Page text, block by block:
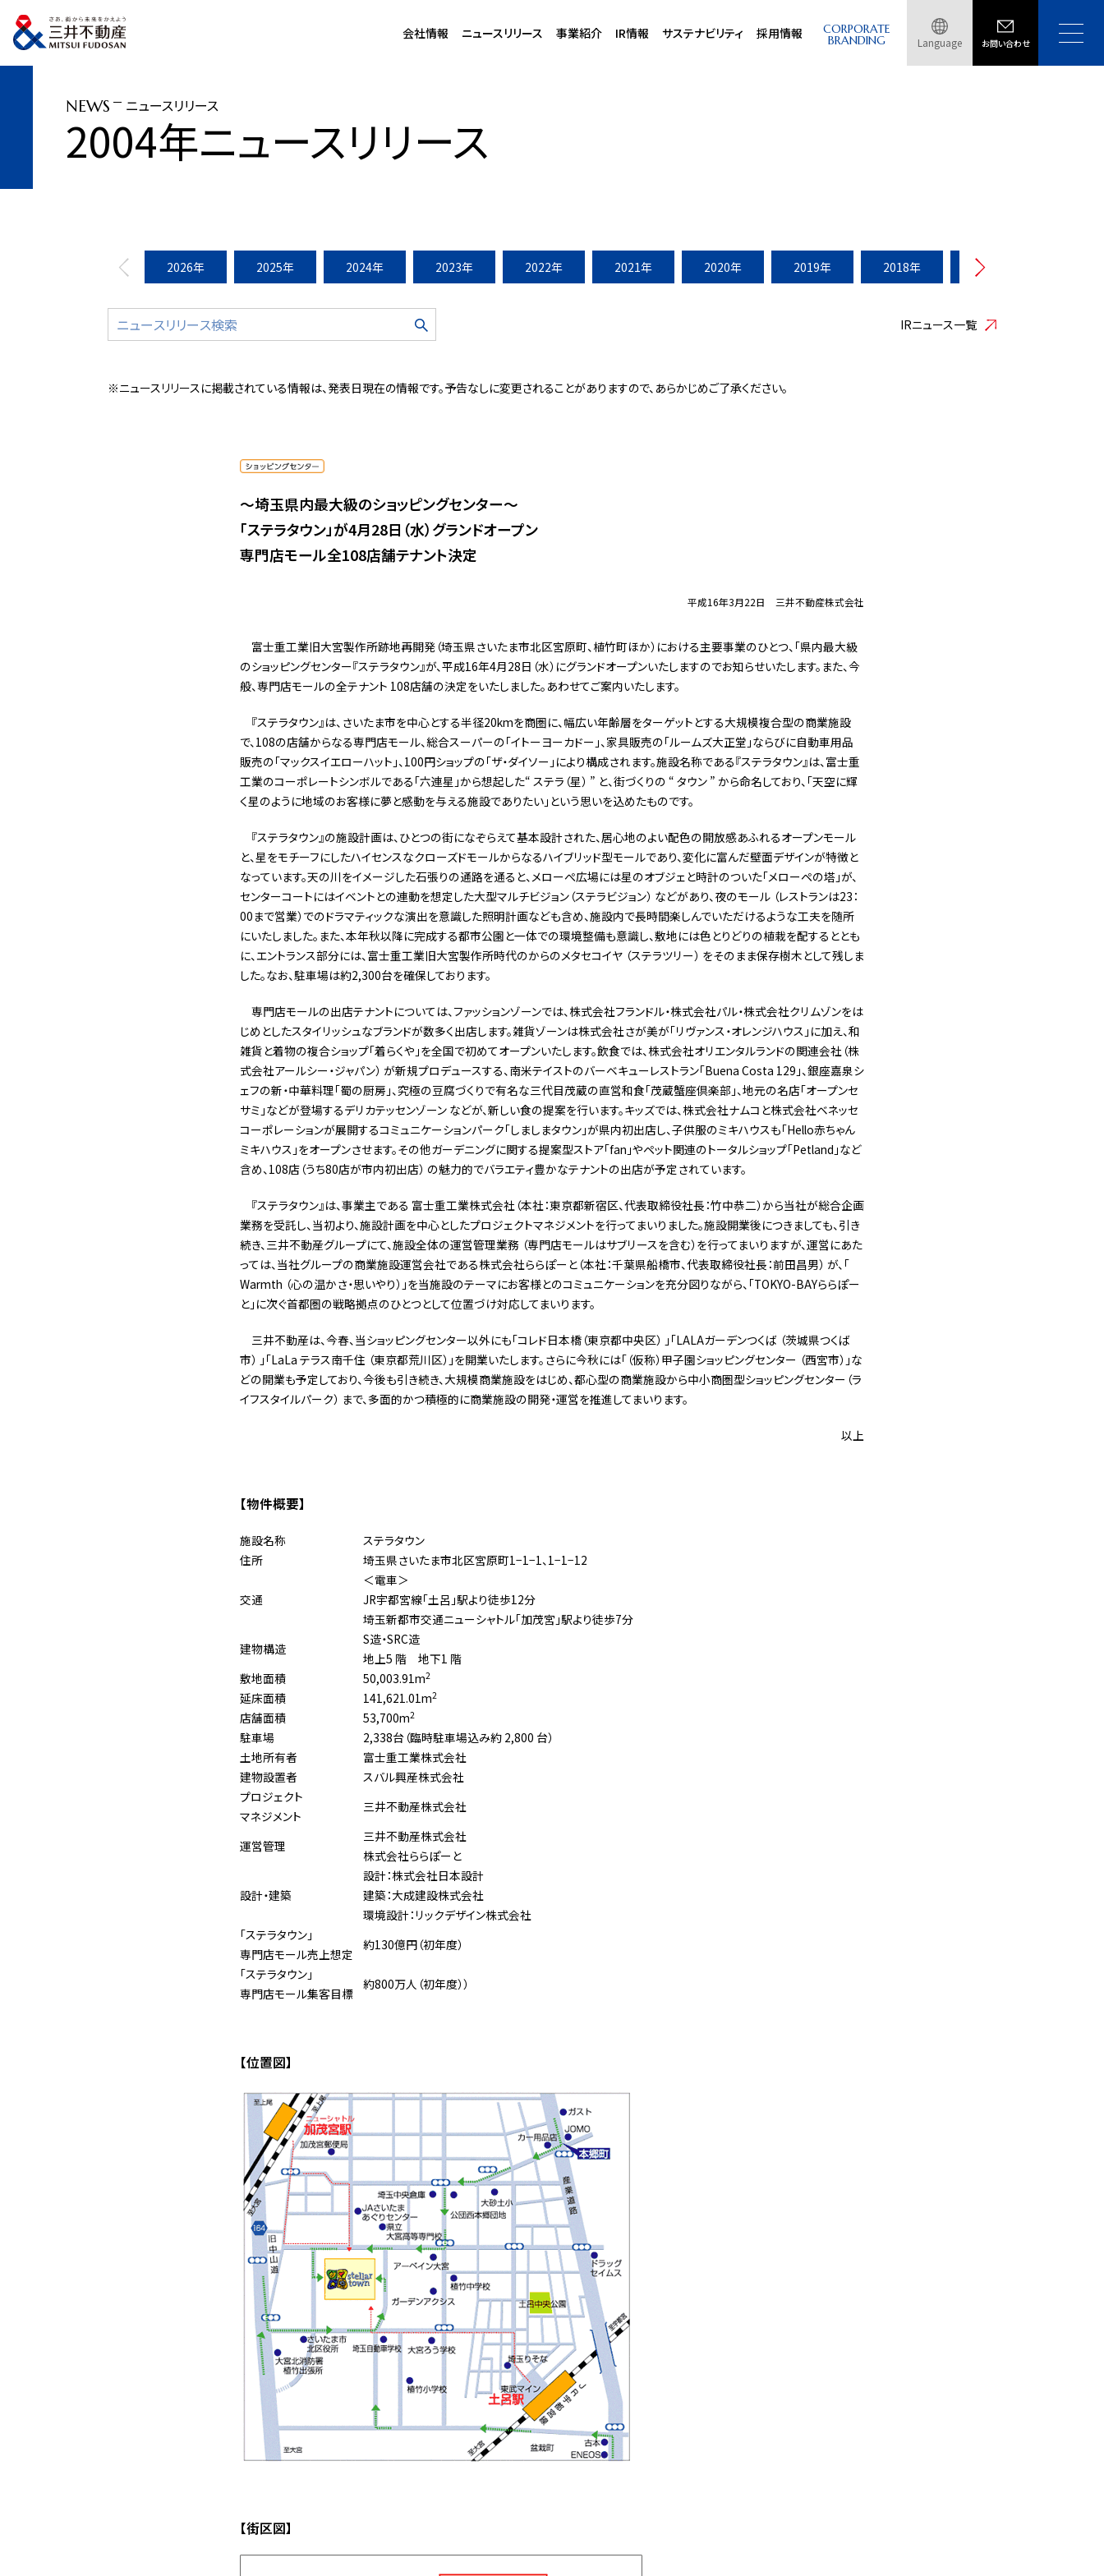
会社情報 ニュースリリース 事業紹介 IR情報 サステナビリティ 採用情報 CORPORATE
BRANDING Language お問い合わせ
トップページ ニュースリリース
NEWS ニュースリリース
2004年ニュースリリース
2026年 2025年 2024年 2023年 2022年 2021年 2020年 2019年 2018年 2017年
IRニュース一覧
※ニュースリリースに掲載されている情報は、発表日現在の情報です。予告なしに変更されることがありますので、あらかじめご了承ください。
〜埼玉県内最大級のショッピングセンター〜
「ステラタウン」が4月28日（水）グランドオープン
専門店モール全108店舗テナント決定
平成16年3月22日 三井不動産株式会社
富士重工業旧大宮製作所跡地再開発（埼玉県さいたま市北区宮原町、植竹町ほか）における主要事業のひとつ、「県内最大級
のショッピングセンター『ステラタウン』が、平成16年4月28日（水）にグランドオープンいたしますのでお知らせいたします。また、今
般、専門店モールの全テナント 108店舗の決定をいたしました。あわせてご案内いたします。
『ステラタウン』は、さいたま市を中心とする半径20kmを商圏に、幅広い年齢層をターゲットとする大規模複合型の商業施設
で、108の店舗からなる専門店モール、総合スーパーの「イトーヨーカドー」、家具販売の「ルームズ大正堂」ならびに自動車用品
販売の「マックスイエローハット」、100円ショップの「ザ・ダイソー」により構成されます。施設名称である『ステラタウン』は、富士重
工業のコーポレートシンボルである「六連星」から想起した“ ステラ（星） ” と、街づくりの “ タウン ” から命名しており、「天空に輝
く星のように地域のお客様に夢と感動を与える施設でありたい」という思いを込めたものです。
『ステラタウン』の施設計画は、ひとつの街になぞらえて基本設計された、居心地のよい配色の開放感あふれるオープンモール
と、星をモチーフにしたハイセンスなクローズドモールからなるハイブリッド型モールであり、変化に富んだ壁面デザインが特徴と
なっています。天の川をイメージした石張りの通路を通ると、メローぺ広場には星のオブジェと時計のついた「メローペの塔」が、
センターコートにはイベントとの連動を想定した大型マルチビジョン（ステラビジョン） などがあり、夜のモール （レストランは23：
00まで営業）でのドラマティックな演出を意識した照明計画なども含め、施設内で長時間楽しんでいただけるような工夫を随所
にいたしました。また、本年秋以降に完成する都市公園と一体での環境整備も意識し、敷地には色とりどりの植栽を配するととも
に、エントランス部分には、富士重工業旧大宮製作所時代のからのメタセコイヤ （ステラツリー） をそのまま保存樹木として残しま
した。なお、駐車場は約2,300台を確保しております。
専門店モールの出店テナントについては、ファッションゾーンでは、株式会社フランドル・株式会社パル・株式会社クリムゾンをは
じめとしたスタイリッシュなブランドが数多く出店します。雑貨ゾーンは株式会社さが美が「リヴァンス・オレンジハウス」に加え、和
雑貨と着物の複合ショップ「着らくや」を全国で初めてオープンいたします。飲食では、株式会社オリエンタルランドの関連会社（株
式会社アールシー・ジャパン） が新規プロデュースする、南米テイストのバーベキューレストラン「Buena Costa 129」、銀座嘉泉シ
ェフの新・中華料理「蜀の厨房」、究極の豆腐づくりで有名な三代目茂蔵の直営和食「茂蔵蟹座倶楽部」、地元の名店「オープンセ
サミ」などが登場するデリカテッセンゾーン などが、新しい食の提案を行います。キッズでは、株式会社ナムコと株式会社ベネッセ
コーポレーションが展開するコミュニケーションパーク「しましまタウン」が県内初出店し、子供服のミキハウスも「Hello赤ちゃん
ミキハウス」をオープンさせます。その他ガーデニングに関する提案型ストア「fan」やペット関連のトータルショップ「Petland」など
含め、108店（うち80店が市内初出店） の魅力的でバラエティ豊かなテナントの出店が予定されています。
『ステラタウン』は、事業主である 富士重工業株式会社（本社：東京都新宿区、代表取締役社長：竹中恭二）から当社が総合企画
業務を受託し、当初より、施設計画を中心としたプロジェクトマネジメントを行ってまいりました。施設開業後につきましても、引き
続き、三井不動産グループにて、施設全体の運営管理業務 （専門店モールはサブリースを含む）を行ってまいりますが、運営にあた
っては、当社グループの商業施設運営会社である株式会社ららぽーと（本社：千葉県船橋市、代表取締役社長：前田昌男） が、「
Warmth （心の温かさ・思いやり）」を当施設のテーマにお客様とのコミュニケーションを充分図りながら、「TOKYO-BAYららぽー
と」に次ぐ首都圏の戦略拠点のひとつとして位置づけ対応してまいります。
三井不動産は、今春、当ショッピングセンター以外にも「コレド日本橋（東京都中央区） 」「LALAガーデンつくば （茨城県つくば
市） 」「LaLa テラス南千住 （東京都荒川区）」を開業いたします。さらに今秋には「（仮称）甲子園ショッピングセンター （西宮市）」な
どの開業も予定しており、今後も引き続き、大規模商業施設をはじめ、都心型の商業施設から中小商圏型ショッピングセンター（ラ
イフスタイルパーク） まで、多面的かつ積極的に商業施設の開発・運営を推進してまいります。
以上
【物件概要】
施設名称
ステラタウン
住所
埼玉県さいたま市北区宮原町1−1−1、1−1−12
交通
＜電車＞
JR宇都宮線「土呂」駅より徒歩12分
埼玉新都市交通ニューシャトル「加茂宮」駅より徒歩7分
建物構造
S造・SRC造
地上5 階 地下1 階
敷地面積
50,003.91m2
延床面積 141,621.01m2
店舗面積 53,700m2
駐車場
2,338台（臨時駐車場込み約 2,800 台）
土地所有者
富士重工業株式会社
建物設置者
スバル興産株式会社
プロジェクト
マネジメント
三井不動産株式会社
運営管理
三井不動産株式会社
株式会社ららぽーと
設計・建築
設計：株式会社日本設計
建築：大成建設株式会社
環境設計：リックデザイン株式会社
「ステラタウン」
専門店モール売上想定
約130億円（初年度）
「ステラタウン」
専門店モール集客目標
約800万人（初年度））
【位置図】
【街区図】